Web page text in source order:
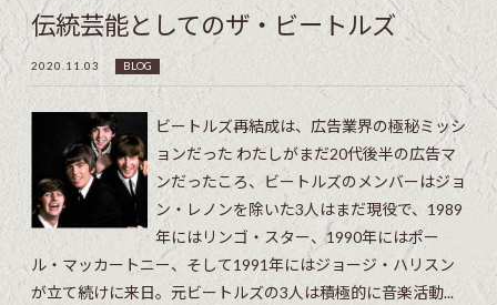
伝統芸能としてのザ・ビートルズ
2020.11.03 BLOG
ビートルズ再結成は、広告業界の極秘ミッシ
ョンだった わたしがまだ20代後半の広告マ
ンだったころ、ビートルズのメンバーはジョ
ン・レノンを除いた3人はまだ現役で、1989
年にはリンゴ・スター、1990年にはポー
ル・マッカートニー、そして1991年にはジョージ・ハリスン
が立て続けに来日。元ビートルズの3人は積極的に音楽活動...